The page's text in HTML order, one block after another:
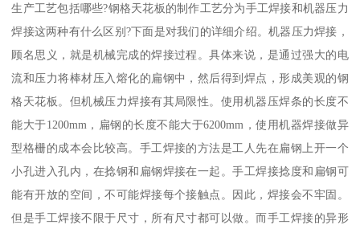
生产工艺包括哪些?钢格天花板的制作工艺分为手工焊接和机器压力
焊接这两种有什么区别?下面是对我们的详细介绍。机器压力焊接，
顾名思义，就是机械完成的焊接过程。具体来说，是通过强大的电
流和压力将棒材压入熔化的扁钢中，然后得到焊点，形成美观的钢
格天花板。但机械压力焊接有其局限性。使用机器压焊条的长度不
能大于1200mm，扁钢的长度不能大于6200mm，使用机器焊接做异
型格栅的成本会比较高。手工焊接的方法是工人先在扁钢上开一个
小孔进入孔内，在捻钢和扁钢焊接在一起。手工焊接捻度和扁钢可
能有开放的空间，不可能焊接每个接触点。因此，焊接会不牢固。
但是手工焊接不限于尺寸，所有尺寸都可以做。而手工焊接的异形